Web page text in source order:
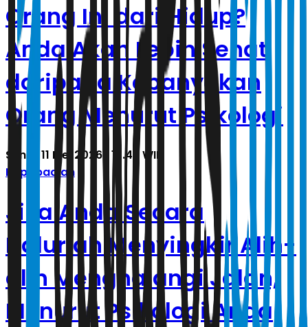
Orang Ini dari Hidup?
Anda Akan Lebih Sehat
daripada Kebanyakan
Orang Menurut Psikologi
Senin, 11 Mei 2026 | 15.48 WIB
Kepribadian
Jika Anda Secara
Naluriah Menyingkir Alih-
alih Menghalangi Jalan,
Menurut Psikologi Anda